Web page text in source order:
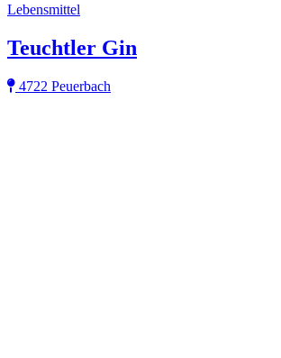
Lebensmittel
Teuchtler Gin
4722 Peuerbach